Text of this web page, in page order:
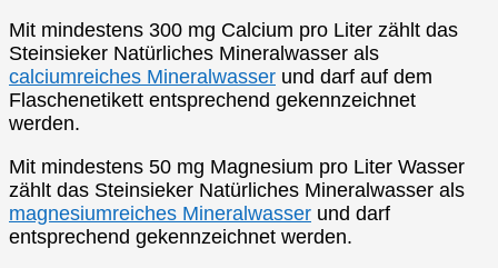
Mit mindestens 300 mg Calcium pro Liter zählt das
Steinsieker Natürliches Mineralwasser als
calciumreiches Mineralwasser und darf auf dem
Flaschenetikett entsprechend gekennzeichnet
werden.
Mit mindestens 50 mg Magnesium pro Liter Wasser
zählt das Steinsieker Natürliches Mineralwasser als
magnesiumreiches Mineralwasser und darf
entsprechend gekennzeichnet werden.